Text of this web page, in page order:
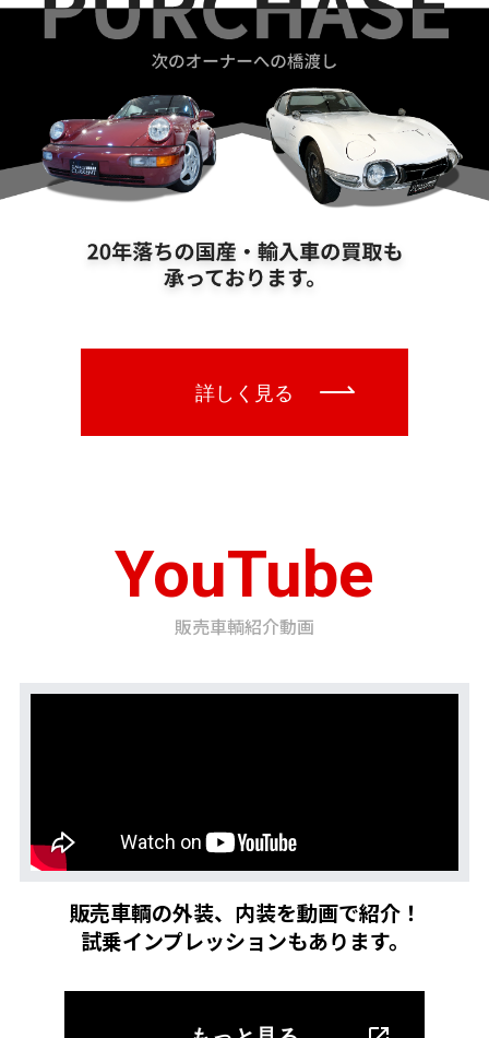
YouTube
販売車輌紹介動画
販売車輌の外装、内装を動画で紹介！
試乗インプレッションもあります。